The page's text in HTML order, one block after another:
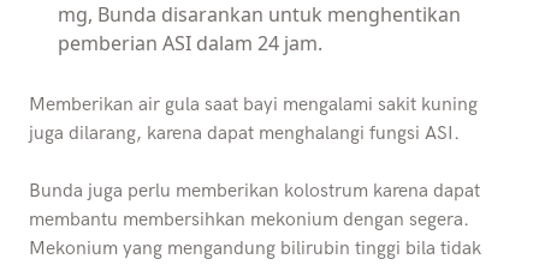
mg, Bunda disarankan untuk menghentikan
pemberian ASI dalam 24 jam.
Memberikan air gula saat bayi mengalami sakit kuning
juga dilarang, karena dapat menghalangi fungsi ASI.
Bunda juga perlu memberikan kolostrum karena dapat
membantu membersihkan mekonium dengan segera.
Mekonium yang mengandung bilirubin tinggi bila tidak